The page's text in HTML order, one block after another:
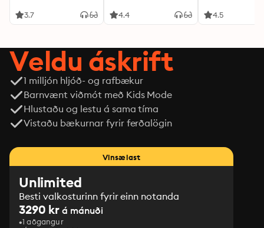
3.7 4.4 4.5
Veldu áskrift
1 milljón hljóð- og rafbækur
Barnvænt viðmót með Kids Mode
Hlustaðu og lestu á sama tíma
Vistaðu bækurnar fyrir ferðalögin
Vinsælast
Unlimited
Besti valkosturinn fyrir einn notanda
3290 kr á mánuði
1 aðgangur